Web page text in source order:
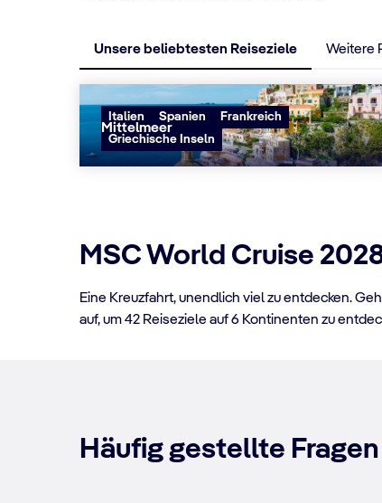
Unsere beliebtesten Reiseziele Weitere
Italien Spanien
Frankreich
Griechische Inseln
Mittelmeer
MSC World Cruise
Eine Kreuzfahrt, unendlich viel zu entdecken.
auf, um 42 Reiseziele auf 6 Kontinenten zu
MSC WORLD
Häufig gestellte